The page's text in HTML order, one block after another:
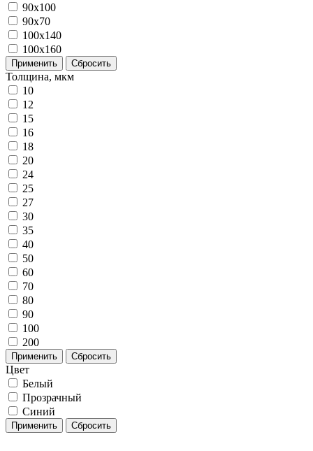
90x100
90x70
100x140
100x160
Применить Сбросить
Толщина, мкм
10
12
15
16
18
20
24
25
27
30
35
40
50
60
70
80
90
100
200
Применить Сбросить
Цвет
Белый
Прозрачный
Синий
Применить Сбросить